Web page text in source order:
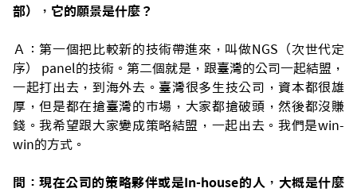
部），它的願景是什麼？
Ａ：第一個把比較新的技術帶進來，叫做NGS（次世代定
序） panel的技術。第二個就是，跟臺灣的公司一起結盟，
一起打出去，到海外去。臺灣很多生技公司，資本都很雄
厚，但是都在搶臺灣的市場，大家都搶破頭，然後都沒賺
錢。我希望跟大家變成策略結盟，一起出去。我們是win-
win的方式。
問：現在公司的策略夥伴或是In-house的人，大概是什麼